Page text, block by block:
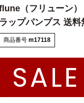
（フリューン
ラップパンプス 送料
商品番号 m17118
SALE